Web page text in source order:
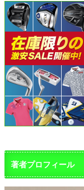
著者プロフィール